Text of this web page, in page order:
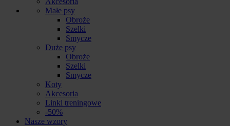
Małe psy
Obroże
Szelki
Smycze
Duże psy
Obroże
Szelki
Smycze
Koty
Akcesoria
Linki treningowe
-50%
Nasze wzory